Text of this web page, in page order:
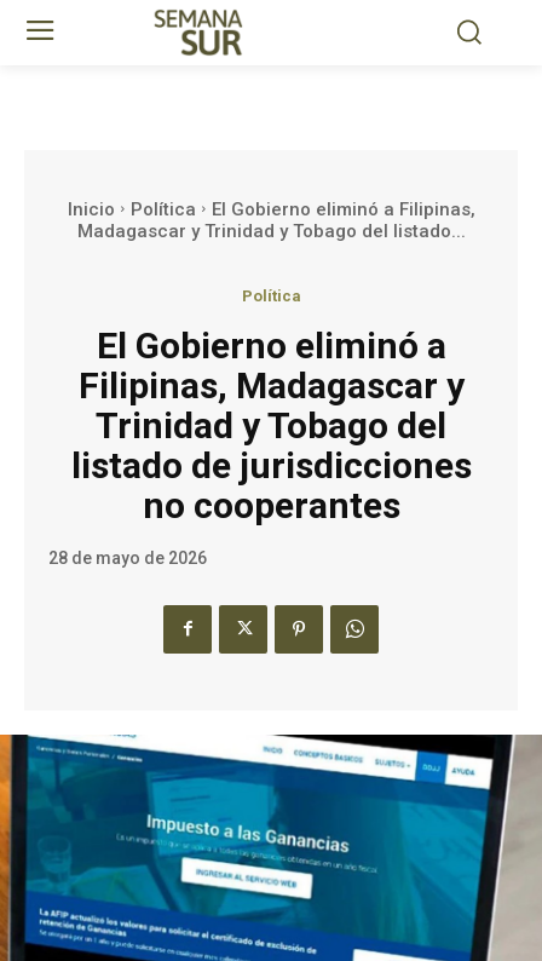
Inicio Política
El Gobierno eliminó a Filipinas,
Madagascar y Trinidad y Tobago del listado...
Política
El Gobierno eliminó a
Filipinas, Madagascar y
Trinidad y Tobago del
listado de jurisdicciones
no cooperantes
28 de mayo de 2026